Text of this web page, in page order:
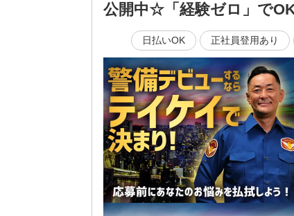
公開中☆「経験ゼロ」で
日払いOK 正社員登用あり